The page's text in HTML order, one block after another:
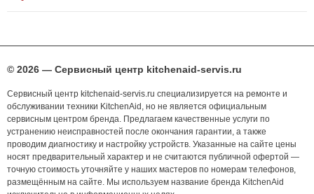
© 2026 — Сервисный центр kitchenaid-servis.ru
Сервисный центр kitchenaid-servis.ru специализируется на ремонте и
обслуживании техники KitchenAid, но не является официальным
сервисным центром бренда. Предлагаем качественные услуги по
устранению неисправностей после окончания гарантии, а также
проводим диагностику и настройку устройств. Указанные на сайте цены
носят предварительный характер и не считаются публичной офертой —
точную стоимость уточняйте у наших мастеров по номерам телефонов,
размещённым на сайте. Мы используем название бренда KitchenAid